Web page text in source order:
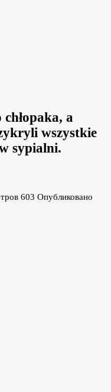
a
wszystkie
sypialni.
603 Опубликовано